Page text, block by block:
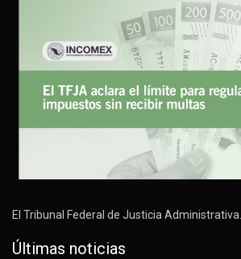
El Tribunal Federal de Justicia Administrativa…
Últimas noticias